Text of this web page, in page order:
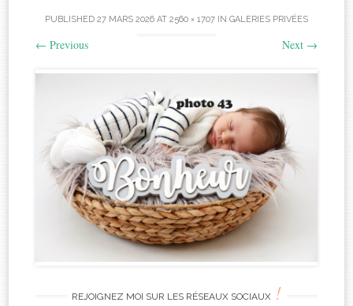
PUBLISHED 27 MARS 2026 AT 2560 × 1707 IN GALERIES PRIVÉES
← Previous Next →
REJOIGNEZ MOI SUR LES RÉSEAUX SOCIAUX !